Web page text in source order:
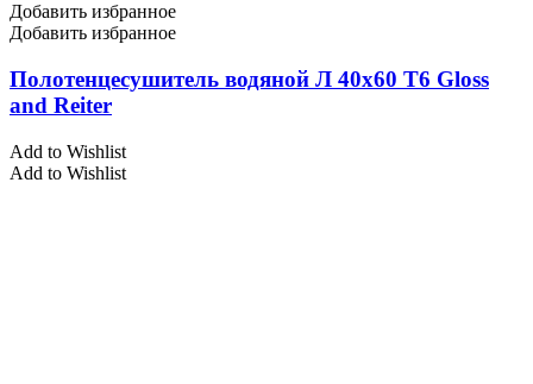
Добавить избранное
Добавить избранное
Полотенцесушитель водяной Л 40х60 Т6 Gloss
and Reiter
Add to Wishlist
Add to Wishlist